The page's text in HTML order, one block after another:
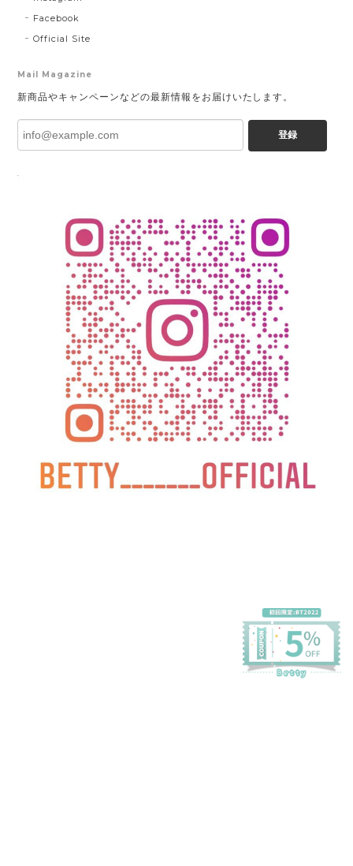
Facebook
Official Site
Mail Magazine
新商品やキャンペーンなどの最新情報をお届けいたします。
登録